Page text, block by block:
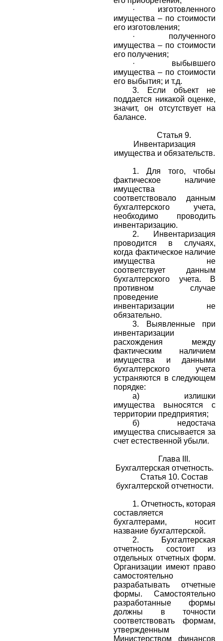
·
изготовленного
имущества – по стоимости
его изготовления;
·
полученного
имущества – по стоимости
его получения;
·
выбывшего
имущества – по стоимости
его выбытия; и т.д.
3.
Если объект не
поддается никакой оценке,
значит, он отсутствует на
балансе.
Статья 9.
Инвентаризация
имущества и обязательств.
1.Для того, чтобы
фактическое наличие
имущества
соответствовало данным
бухгалтерского учета,
необходимо проводить
инвентаризацию.
2. И нвентаризация
проводится в случаях,
когда фактическое наличие
имущества не
соответствует данным
бухгалтерского учета. В
противном случае
проведение
инвентаризации не
обязательно.
3.
Выявленные при
инвентаризации
расхождения между
фактическим наличием
имущества и данными
бухгалтерского учета
устраняются в следующем
порядке:
а) излишки
имущества выносятся с
территории предприятия;
б) недостача
имущества списывается за
счет естественной убыли.
Глава III.
Бухгалтерская отчетность.
Статья 10. Состав
бухгалтерской отчетности.
1.Отчетность, которая
составляется
бухгалтерами, носит
название бухгалтерской.
2. Бухгалтерская
отчетность состоит из
отдельных отчетных форм.
Организации имеют право
самостоятельно
разрабатывать отчетные
формы. Самостоятельно
разработанные формы
должны в точности
соответствовать формам,
утвержденным
Министерством финансов